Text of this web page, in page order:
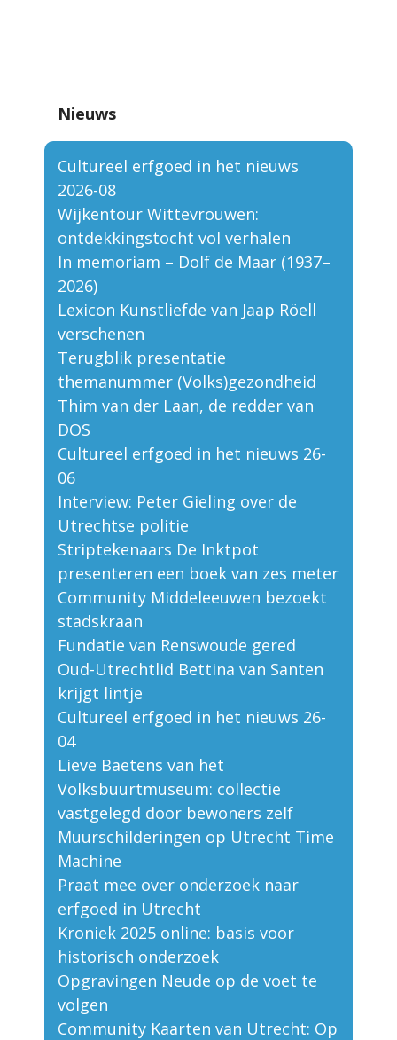
Nieuws
Cultureel erfgoed in het nieuws
2026-08
Wijkentour Wittevrouwen:
ontdekkingstocht vol verhalen
In memoriam – Dolf de Maar (1937–
2026)
Lexicon Kunstliefde van Jaap Röell
verschenen
Terugblik presentatie
themanummer (Volks)gezondheid
Thim van der Laan, de redder van
DOS
Cultureel erfgoed in het nieuws 26-
06
Interview: Peter Gieling over de
Utrechtse politie
Striptekenaars De Inktpot
presenteren een boek van zes meter
Community Middeleeuwen bezoekt
stadskraan
Fundatie van Renswoude gered
Oud-Utrechtlid Bettina van Santen
krijgt lintje
Cultureel erfgoed in het nieuws 26-
04
Lieve Baetens van het
Volksbuurtmuseum: collectie
vastgelegd door bewoners zelf
Muurschilderingen op Utrecht Time
Machine
Praat mee over onderzoek naar
erfgoed in Utrecht
Kroniek 2025 online: basis voor
historisch onderzoek
Opgravingen Neude op de voet te
volgen
Community Kaarten van Utrecht: Op